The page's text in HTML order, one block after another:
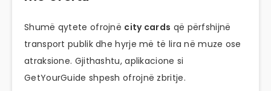
Shumë qytete ofrojnë city cards që përfshijnë
transport publik dhe hyrje më të lira në muze ose
atraksione. Gjithashtu, aplikacione si
GetYourGuide shpesh ofrojnë zbritje.